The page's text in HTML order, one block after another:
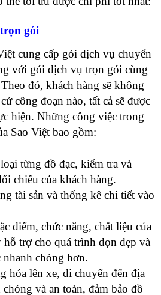
gói
cung cấp gói dịch vụ chuyển
với gói dịch vụ trọn gói cùng
đó, khách hàng sẽ không
công đoạn nào, tất cả sẽ được
hiện. Những công việc trong
Sao Việt bao gồm:
từng đồ đạc, kiểm tra và
chiếu của khách hàng.
tài sản và thống kê chi tiết vào
điểm, chức năng, chất liệu của
hỗ trợ cho quá trình dọn dẹp và
chóng hơn.
hóa lên xe, di chuyển đến địa
và an toàn, đảm bảo đồ